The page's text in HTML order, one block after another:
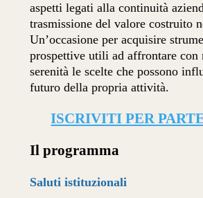
aspetti legati alla continuità
trasmissione del valore costruito
Un’occasione per acquisire
prospettive utili ad affrontare con
serenità le scelte che possono
futuro della propria attività.
ISCRIVITI PER
Il programma
Saluti istituzionali